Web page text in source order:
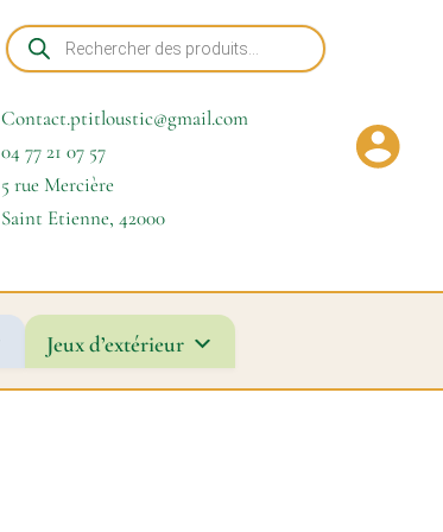
Recherche
de
produits
Contact.ptitloustic@gmail.com
04 77 21 07 57
5 rue Mercière
Saint Etienne, 42000
Jeux d’extérieur